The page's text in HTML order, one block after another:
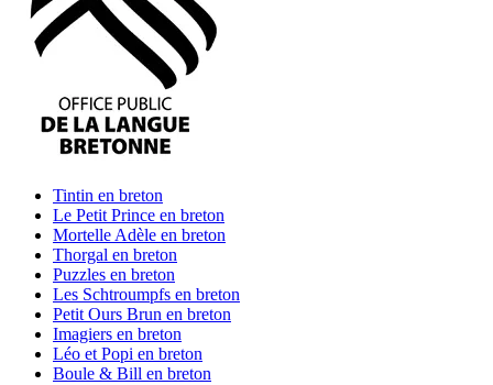
Tintin en breton
Le Petit Prince en breton
Mortelle Adèle en breton
Thorgal en breton
Puzzles en breton
Les Schtroumpfs en breton
Petit Ours Brun en breton
Imagiers en breton
Léo et Popi en breton
Boule & Bill en breton